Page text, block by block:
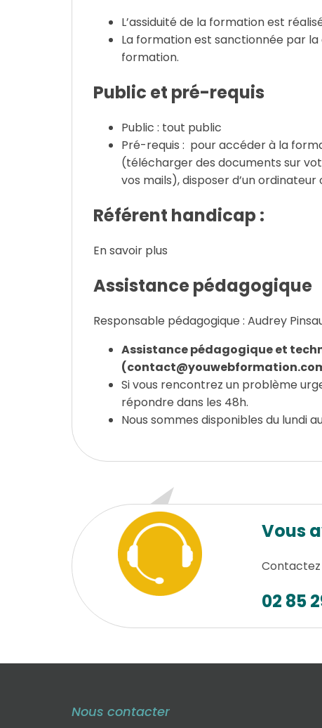
L’assiduité de la formation est
La formation est sanctionnée par
formation.
Public et pré-requis
Public : tout public
Pré-requis : pour accéder à la
(télécharger des documents sur
vos mails), disposer d’un
Référent handicap :
En savoir plus
Assistance pédagogique
Responsable pédagogique : Audrey
Assistance pédagogique et
Si vous rencontrez un problème
répondre dans les 48h.
Nous sommes disponibles du lundi
Vous
02 85
Nous contacter